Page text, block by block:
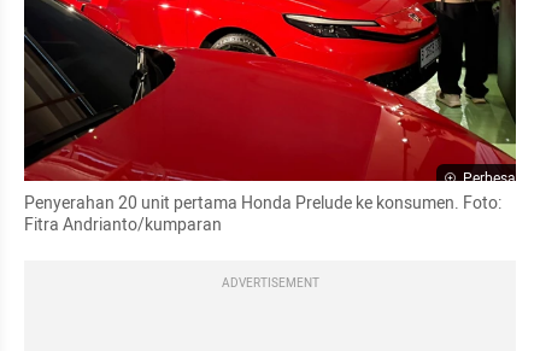
Perbesar
Penyerahan 20 unit pertama Honda Prelude ke konsumen. Foto:
Fitra Andrianto/kumparan
ADVERTISEMENT